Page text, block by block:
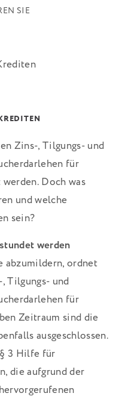
SIE
Zins-, Tilgungs- und
für
Doch was
und welche
sein?
werden
abzumildern, ordnet
Tilgungs- und
für
Zeitraum sind die
ausgeschlossen.
3 Hilfe für
die aufgrund der